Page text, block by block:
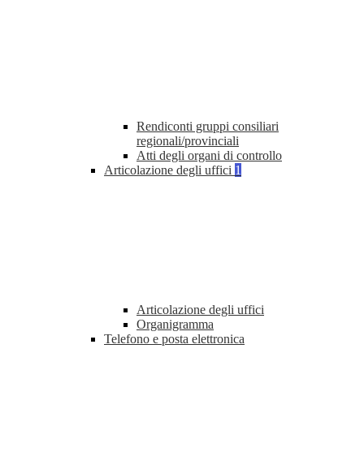
Rendiconti gruppi consiliari
regionali/provinciali
Atti degli organi di controllo
Articolazione degli uffici 1
Articolazione degli uffici
Organigramma
Telefono e posta elettronica